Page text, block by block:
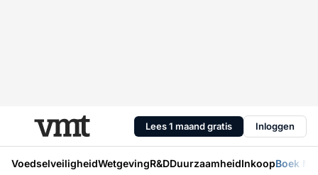
Lees 1 maand gratis Inloggen
VoedselveiligheidWetgevingR&DDuurzaamheidInkoopBoek